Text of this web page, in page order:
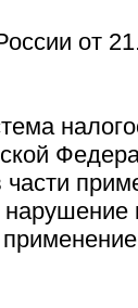
от